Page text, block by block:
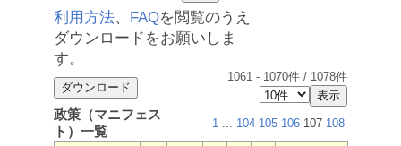
利用方法、 FAQを閲覧のうえ
ダウンロードをお願いしま
す。
1061 - 1070件 / 1078件
政策（マニフェス
ト）一覧
1 ... 104 105 106 107 108